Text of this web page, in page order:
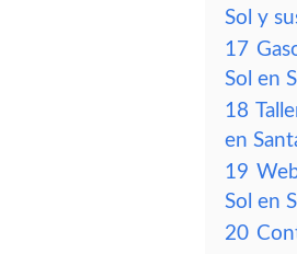
Sol y
17
Sol en
18
en
19
Sol en
20